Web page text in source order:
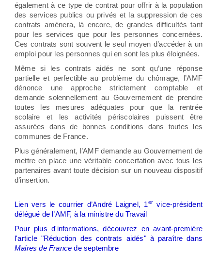
également à ce type de contrat pour offrir à la population
des services publics ou privés et la suppression de ces
contrats amènera, là encore, de grandes difficultés tant
pour les services que pour les personnes concernées.
Ces contrats sont souvent le seul moyen d’accéder à un
emploi pour les personnes qui en sont les plus éloignées.
Même si les contrats aidés ne sont qu’une réponse
partielle et perfectible au problème du chômage, l’AMF
dénonce une approche strictement comptable et
demande solennellement au Gouvernement de prendre
toutes les mesures adéquates pour que la rentrée
scolaire et les activités périscolaires puissent être
assurées dans de bonnes conditions dans toutes les
communes de France.
Plus généralement, l’AMF demande au Gouvernement de
mettre en place une véritable concertation avec tous les
partenaires avant toute décision sur un nouveau dispositif
d’insertion.
Lien vers le courrier d’André Laignel, 1ervice-président
délégué de l’AMF, à la ministre du Travail
Pour plus d'informations, découvrez en avant-première
l'article "Réduction des contrats aidés" à paraître dans
Maires de France de septembre